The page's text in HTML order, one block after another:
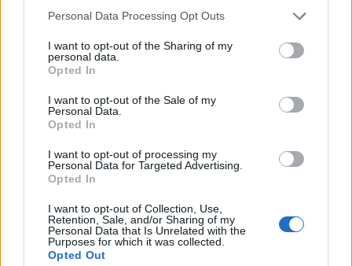
Personal Data Processing Opt Outs
I want to opt-out of the Sharing of my
personal data.
Opted In
I want to opt-out of the Sale of my
Personal Data.
Opted In
I want to opt-out of processing my
Personal Data for Targeted Advertising.
Opted In
I want to opt-out of Collection, Use,
Retention, Sale, and/or Sharing of my
Personal Data that Is Unrelated with the
Purposes for which it was collected.
Opted Out
Teröristlerden biri kendini patlatmış, diğer
Açılan ateş sırasında 2 Emniyet…
— Ali Yerlikaya (@AliYerlikaya)
L’attentato suicida nella capitale turca
Paese. Sebbene le indagini siano ancora in
corso, la natura dell’attacco e l’uso di potenti
armi come un lanciarazzi suggeriscono la